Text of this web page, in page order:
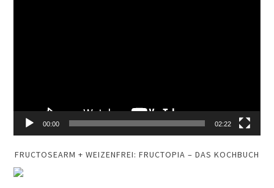
00:00 02:22
FRUCTOSEARM + WEIZENFREI: FRUCTOPIA – DAS KOCHBUCH